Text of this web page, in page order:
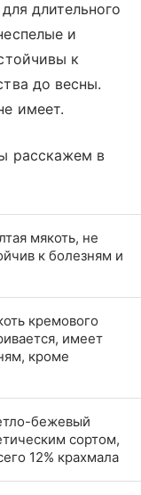
длительного
и
к
до весны.
имеет.
расскажем в
мякоть, не
к болезням и
кремового
имеет
кроме
бежевый
сортом,
12% крахмала